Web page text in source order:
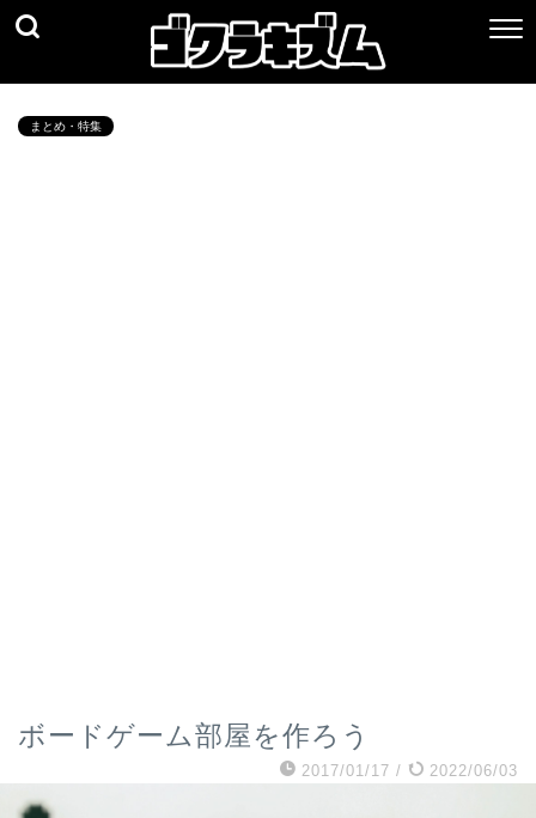
まとめ・特集
ボードゲーム部屋を作ろう
2017/01/17 / 2022/06/03